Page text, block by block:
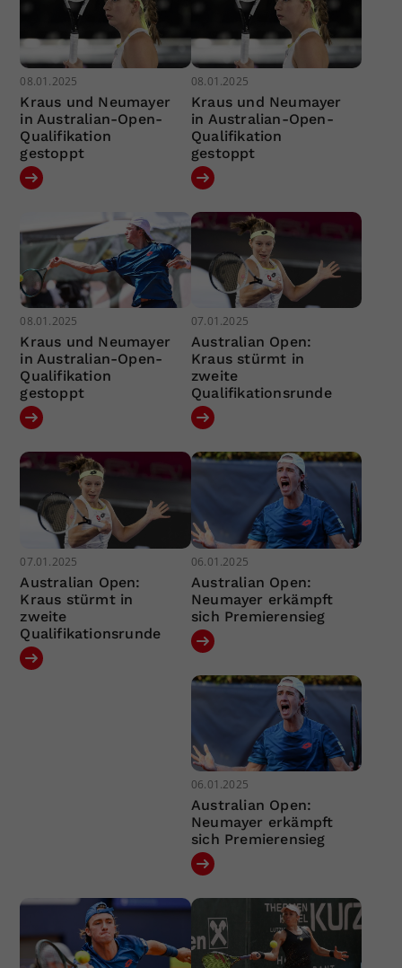
08.01.2025
Kraus und Neumayer
in Australian-Open-
Qualifikation
gestoppt
08.01.2025
Kraus und Neumayer
in Australian-Open-
Qualifikation
gestoppt
08.01.2025
Kraus und Neumayer
in Australian-Open-
Qualifikation
gestoppt
07.01.2025
Australian Open:
Kraus stürmt in
zweite
Qualifikationsrunde
07.01.2025
Australian Open:
Kraus stürmt in
zweite
Qualifikationsrunde
06.01.2025
Australian Open:
Neumayer erkämpft
sich Premierensieg
06.01.2025
Australian Open:
Neumayer erkämpft
sich Premierensieg